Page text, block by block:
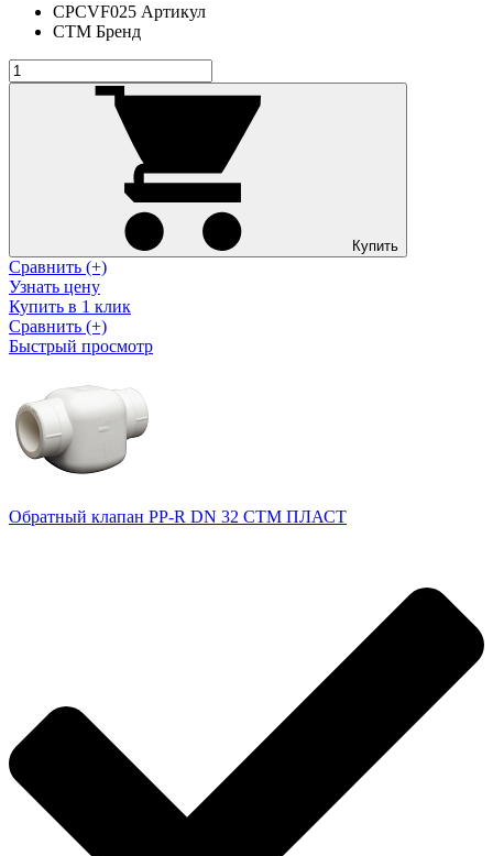
CPCVF025 Артикул
СТМ Бренд
Купить
Сравнить (+)
Узнать цену
Купить в 1 клик
Сравнить (+)
Быстрый просмотр
Обратный клапан PP-R DN 32 СТМ ПЛАСТ